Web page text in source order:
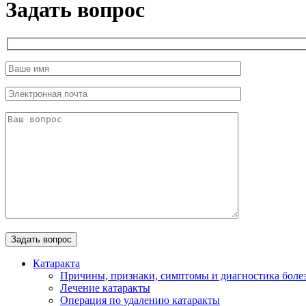
Задать вопрос
Катаракта
Причины, признаки, симптомы и диагностика
Лечение катаракты
Операция по удалению катаракты